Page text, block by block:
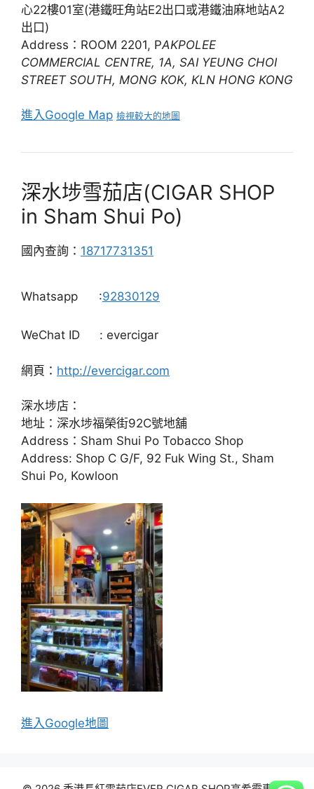
心22樓01室(港鐵旺角站E2出口或港鐵油麻地站A2
出口)
Address：ROOM 2201, PAKPOLEE
COMMERCIAL CENTRE, 1A, SAI YEUNG CHOI
STREET SOUTH, MONG KOK, KLN HONG KONG
進入Google Map 檢視較大的地圖
深水埗雪茄店(CIGAR SHOP
in Sham Shui Po)
國內查詢： 18717731351
Whatsapp :92830129
WeChat ID : evercigar
網頁： http://evercigar.com
深水埗店：
地址：深水埗福榮街92C號地舖
Address：Sham Shui Po Tobacco Shop
Address: Shop C G/F, 92 Fuk Wing St., Sham
Shui Po, Kowloon
進入Google地圖